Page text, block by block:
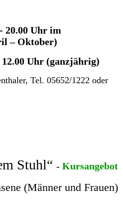
20.00 Uhr im
– Oktober)
Uhr (ganzjährig)
Tel. 05652/1222 oder
Stuhl“ - Kursangebot
(Männer und Frauen)